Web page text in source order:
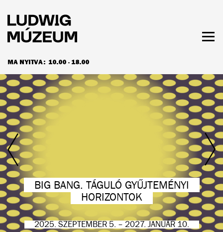
tartalomra
MA NYITVA: 10.00 - 18.00
NYITVATARTÁS ÉS JEGYÁRAK
Ludwig
Múzeum
BIG BANG. TÁGULÓ GYŰJTEMÉNYI
HORIZONTOK
2025. SZEPTEMBER 5. – 2027. JANUÁR 10.
BLACK MIRROR. A JÖVŐ HOSSZÚ
ÁRNYÉKA
2026. ÁPRILIS 8. – OKTÓBER 18.
NEOAVANTGÁRD ÉS KORTÁRS
MŰVÉSZEK A POZSONYI ART FOND
GYŰJTEMÉNYBŐL
2026. ÁPRILIS 24. – SZEPTEMBER 20.